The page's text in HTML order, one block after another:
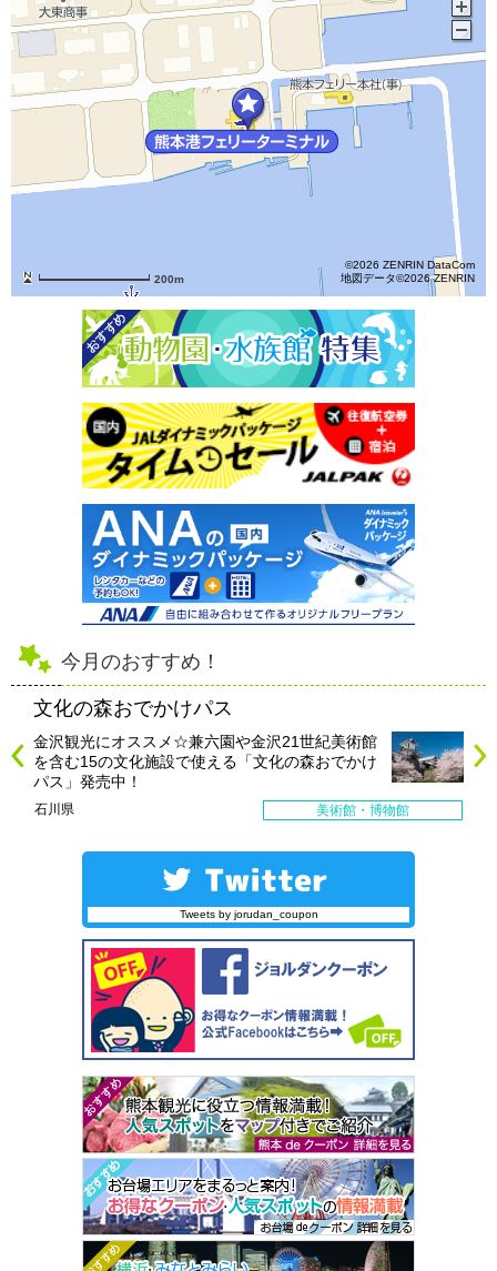
200m
©2026 ZENRIN DataCom
地図データ©2026 ZENRIN
今月のおすすめ！
文化の森おでかけパス
金沢観光にオススメ☆兼六園や金沢21世紀美術館
を含む15の文化施設で使える「文化の森おでかけ
パス」発売中！
石川県 美術館・博物館
Tweets by jorudan_coupon